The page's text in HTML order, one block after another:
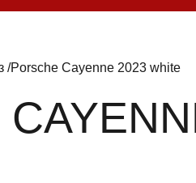
Porsche Cayenne 2023 white